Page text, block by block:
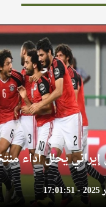
إيراني يحلل أداء